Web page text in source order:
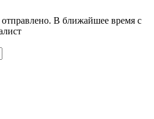
В ближайшее время с